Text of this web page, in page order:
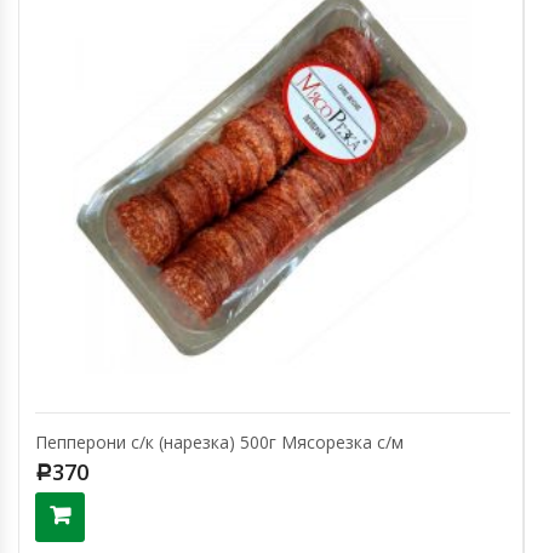
Пепперони с/к (нарезка) 500г Мясорезка с/м
Р370